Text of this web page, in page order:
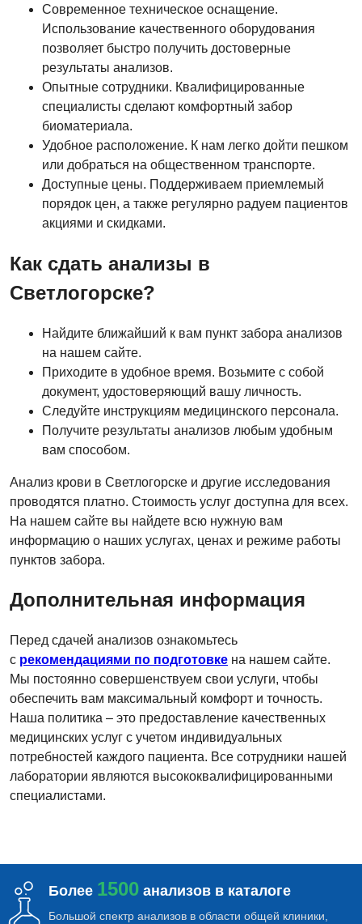
Современное техническое оснащение.
Использование качественного оборудования
позволяет быстро получить достоверные
результаты анализов.
Опытные сотрудники. Квалифицированные
специалисты сделают комфортный забор
биоматериала.
Удобное расположение. К нам легко дойти пешком
или добраться на общественном транспорте.
Доступные цены. Поддерживаем приемлемый
порядок цен, а также регулярно радуем пациентов
акциями и скидками.
Как сдать анализы в
Светлогорске?
Найдите ближайший к вам пункт забора анализов
на нашем сайте.
Приходите в удобное время. Возьмите с собой
документ, удостоверяющий вашу личность.
Следуйте инструкциям медицинского персонала.
Получите результаты анализов любым удобным
вам способом.
Анализ крови в Светлогорске и другие исследования
проводятся платно. Стоимость услуг доступна для всех.
На нашем сайте вы найдете всю нужную вам
информацию о наших услугах, ценах и режиме работы
пунктов забора.
Дополнительная информация
Перед сдачей анализов ознакомьтесь
с рекомендациями по подготовке на нашем сайте.
Мы постоянно совершенствуем свои услуги, чтобы
обеспечить вам максимальный комфорт и точность.
Наша политика – это предоставление качественных
медицинских услуг с учетом индивидуальных
потребностей каждого пациента. Все сотрудники нашей
лаборатории являются высококвалифицированными
специалистами.
Более 1500 анализов в каталоге
Большой спектр анализов в области общей клиники,